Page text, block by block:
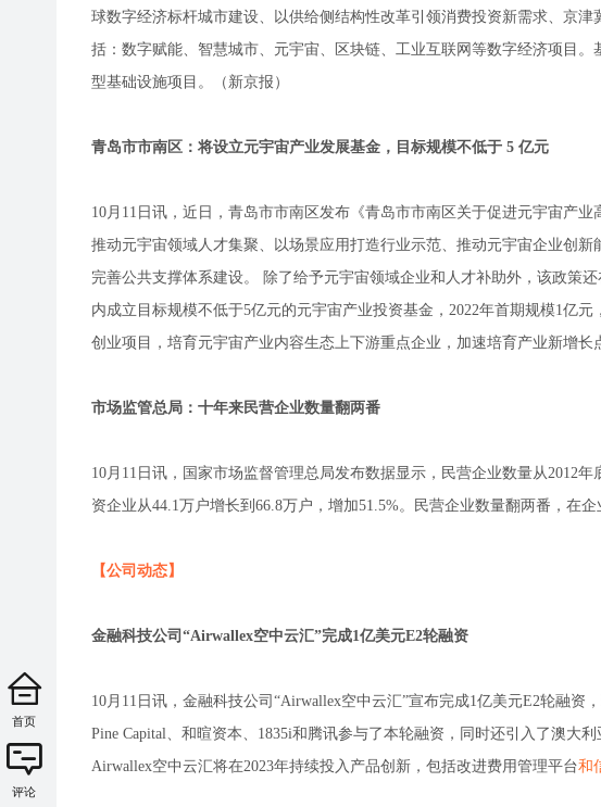
球数字经济标杆城市建设、以供给侧结构性改革引领消费投资新需求、京
括：数字赋能、智慧城市、元宇宙、区块链、工业互联网等数字经济项目
型基础设施项目。（新京报）
青岛市市南区：将设立元宇宙产业发展基金，目标规模不低于 5 亿元
10月11日讯，近日，青岛市市南区发布《青岛市市南区关于促进元宇宙产
推动元宇宙领域人才集聚、以场景应用打造行业示范、推动元宇宙企业创
完善公共支撑体系建设。 除了给予元宇宙领域企业和人才补助外，该政策
内成立目标规模不低于5亿元的元宇宙产业投资基金，2022年首期规模1亿
创业项目，培育元宇宙产业内容生态上下游重点企业，加速培育产业新增长
市场监管总局：十年来民营企业数量翻两番
10月11日讯，国家市场监督管理总局发布数据显示，民营企业数量从2012
资企业从44.1万户增长到66.8万户，增加51.5%。民营企业数量翻两番，在
【公司动态】
金融科技公司“Airwallex空中云汇”完成1亿美元E2轮融资
10月11日讯，金融科技公司“Airwallex空中云汇”宣布完成1亿美元E2轮融资
Pine Capital、和暄资本、1835i和腾讯参与了本轮融资，同时还引入了澳大
Airwallex空中云汇将在2023年持续投入产品创新，包括改进费用管理平台和
首页
评论